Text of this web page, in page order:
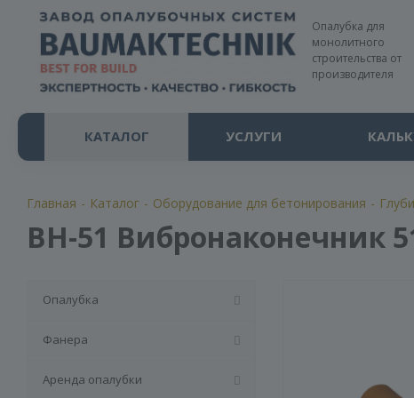
Опалубка для
монолитного
строительства от
производителя
КАТАЛОГ УСЛУГИ
Главная - Каталог - Оборудование для бетонирования -
ВН-51 Вибронаконечник
Опалубка
Фанера
Аренда опалубки